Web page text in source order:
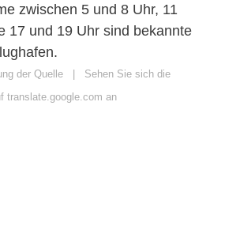
zwischen 5 und 8 Uhr, 11
17 und 19 Uhr sind bekannte
der Quelle | Sehen Sie sich die
translate.google.com an